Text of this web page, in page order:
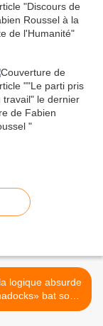
logique absurde
bat son
plein! >